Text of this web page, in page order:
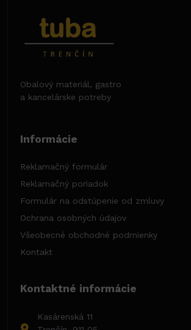
Obalový materiál, gastro
a kancelárske potreby
Informácie
Reklamačný formulár
Reklamačný poriadok
Formulár na odstúpenie od zmluvy
Ochrana osobných údajov
Všeobecné obchodné podmienky
Kontakt
Kontaktné informácie
Kasárenská 11